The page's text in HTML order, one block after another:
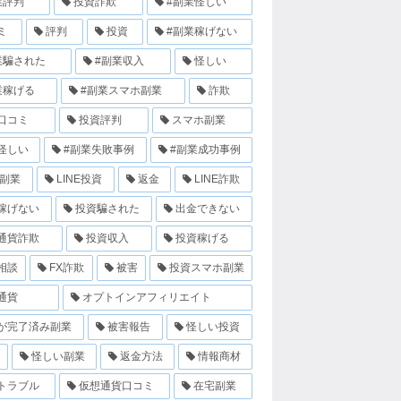
評判 投資 #副業稼げない
された #副業収入 怪しい
げる #副業スマホ副業 詐欺
コミ 投資評判 スマホ副業
しい #副業失敗事例 #副業成功事例
業 LINE投資 返金 LINE詐欺
げない 投資騙された 出金できない
貨詐欺 投資収入 投資稼げる
談 FX詐欺 被害 投資スマホ副業
貨 オプトインアフィリエイト
完了済み副業 被害報告 怪しい投資
怪しい副業 返金方法 情報商材
ラブル 仮想通貨口コミ 在宅副業